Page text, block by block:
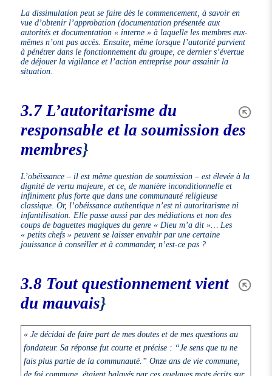
La dissimulation peut se faire dès le commencement, à savoir en
vue d’obtenir l’approbation (documentation présentée aux
autorités et documentation « interne » à laquelle les membres eux-
mêmes n’ont pas accès. Ensuite, même lorsque l’autorité parvient
à pénétrer dans le fonctionnement du groupe, ce dernier s’évertue
de déjouer la vigilance et l’action entreprise pour assainir la
situation.
3.7 L’autoritarisme du
responsable et la soumission des
membres}
L’obéissance – il est même question de soumission – est élevée à la
dignité de vertu majeure, et ce, de manière inconditionnelle et
infiniment plus forte que dans une communauté religieuse
classique. Or, l’obéissance authentique n’est ni autoritarisme ni
infantilisation. Elle passe aussi par des médiations et non des
coups de baguettes magiques du genre « Dieu m’a dit »… Les
« petits chefs » peuvent se laisser envahir par une certaine
jouissance à conseiller et à commander, n’est-ce pas ?
3.8 Tout questionnement vient
du mauvais}
« Je décidai de faire part de mes doutes et de mes questions au
fondateur. Sa réponse fut courte et précise : “Je sens que tu ne
fais plus partie de la communauté.” Onze ans de vie commune,